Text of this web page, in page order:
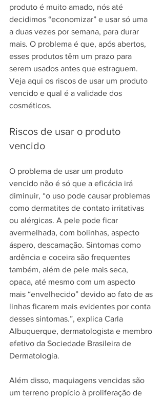
produto é muito amado, nós até
decidimos “economizar” e usar só uma
a duas vezes por semana, para durar
mais. O problema é que, após abertos,
esses produtos têm um prazo para
serem usados antes que estraguem.
Veja aqui os riscos de usar um produto
vencido e qual é a validade dos
cosméticos.
Riscos de usar o produto
vencido
O problema de usar um produto
vencido não é só que a eficácia irá
diminuir, “o uso pode causar problemas
como dermatites de contato irritativas
ou alérgicas. A pele pode ficar
avermelhada, com bolinhas, aspecto
áspero, descamação. Sintomas como
ardência e coceira são frequentes
também, além de pele mais seca,
opaca, até mesmo com um aspecto
mais “envelhecido” devido ao fato de as
linhas ficarem mais evidentes por conta
desses sintomas.”, explica Carla
Albuquerque, dermatologista e membro
efetivo da Sociedade Brasileira de
Dermatologia.
Além disso, maquiagens vencidas são
um terreno propício à proliferação de